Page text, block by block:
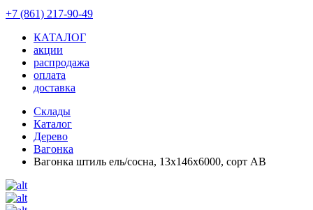
+7 (861) 217-90-49
КАТАЛОГ
акции
распродажа
оплата
доставка
Склады
Каталог
Дерево
Вагонка
Вагонка штиль ель/сосна, 13х146х6000, сорт АВ